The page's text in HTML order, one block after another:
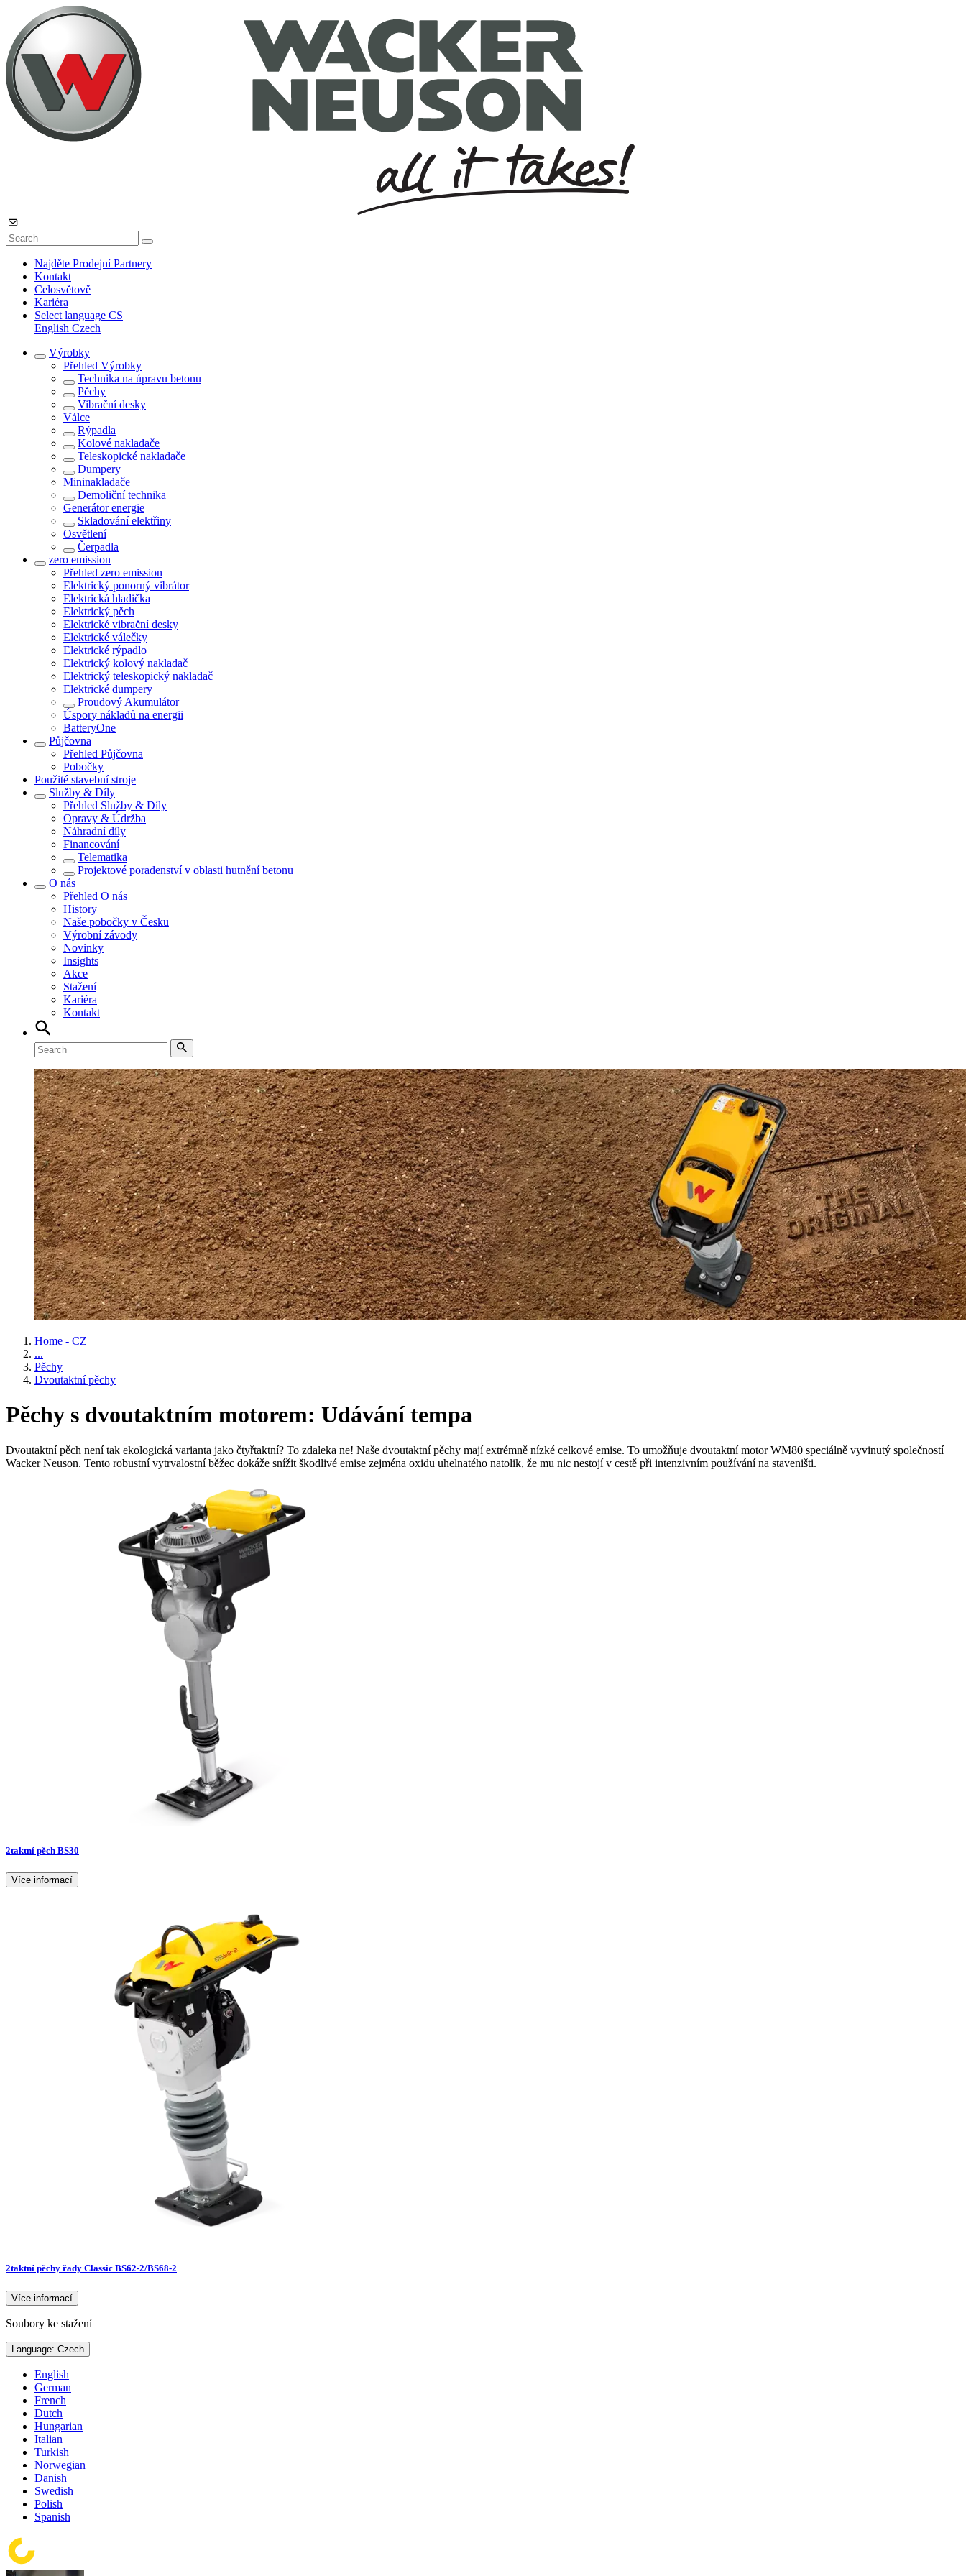
Najděte Prodejní Partnery
Kontakt
Celosvětově
Kariéra
Select language CS
English Czech
Výrobky
Přehled Výrobky
Technika na úpravu betonu
Pěchy
Vibrační desky
Válce
Rýpadla
Kolové nakladače
Teleskopické nakladače
Dumpery
Mininakladače
Demoliční technika
Generátor energie
Skladování elektřiny
Osvětlení
Čerpadla
zero emission
Přehled zero emission
Elektrický ponorný vibrátor
Elektrická hladička
Elektrický pěch
Elektrické vibrační desky
Elektrické válečky
Elektrické rýpadlo
Elektrický kolový nakladač
Elektrický teleskopický nakladač
Elektrické dumpery
Proudový Akumulátor
Úspory nákladů na energii
BatteryOne
Půjčovna
Přehled Půjčovna
Pobočky
Použité stavební stroje
Služby & Díly
Přehled Služby & Díly
Opravy & Údržba
Náhradní díly
Financování
Telematika
Projektové poradenství v oblasti hutnění betonu
O nás
Přehled O nás
History
Naše pobočky v Česku
Výrobní závody
Novinky
Insights
Akce
Stažení
Kariéra
Kontakt
Home - CZ
...
Pěchy
Dvoutaktní pěchy
Pěchy s dvoutaktním motorem: Udávání tempa
Dvoutaktní pěch není tak ekologická varianta jako čtyřtaktní? To zdaleka ne! Naše dvoutaktní pěchy mají extrémně nízké celkové emise. To umožňuje dvoutaktní motor WM80 speciálně vyvinutý společností
Wacker Neuson. Tento robustní vytrvalostní běžec dokáže snížit škodlivé emise zejména oxidu uhelnatého natolik, že mu nic nestojí v cestě při intenzivním používání na staveništi.
2taktní pěch BS30
Více informací
2taktní pěchy řady Classic BS62-2/BS68-2
Více informací
Soubory ke stažení
Language: Czech
English
German
French
Dutch
Hungarian
Italian
Turkish
Norwegian
Danish
Swedish
Polish
Spanish